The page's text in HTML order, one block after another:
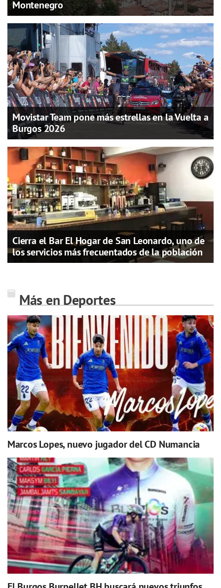
Montenegro
Movistar Team pone más estrellas en la Vuelta a
Burgos 2026
Cierra el Bar El Hogar de San Leonardo, uno de
los servicios más frecuentados de la población
Más en Deportes
Marcos Lopes, nuevo jugador del CD Numancia